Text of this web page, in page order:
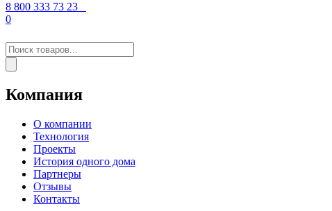
8 800 333 73 23
0
Поиск
товаров
Компания
О компании
Технология
Проекты
История одного дома
Партнеры
Отзывы
Контакты